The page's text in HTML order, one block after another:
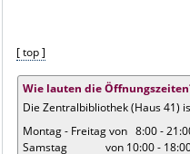
[ top ]
Wie lauten die
Die Zentralbibliothek (Haus 41)
Montag - Freitag von 8:00 -
Samstag von 10:00 -